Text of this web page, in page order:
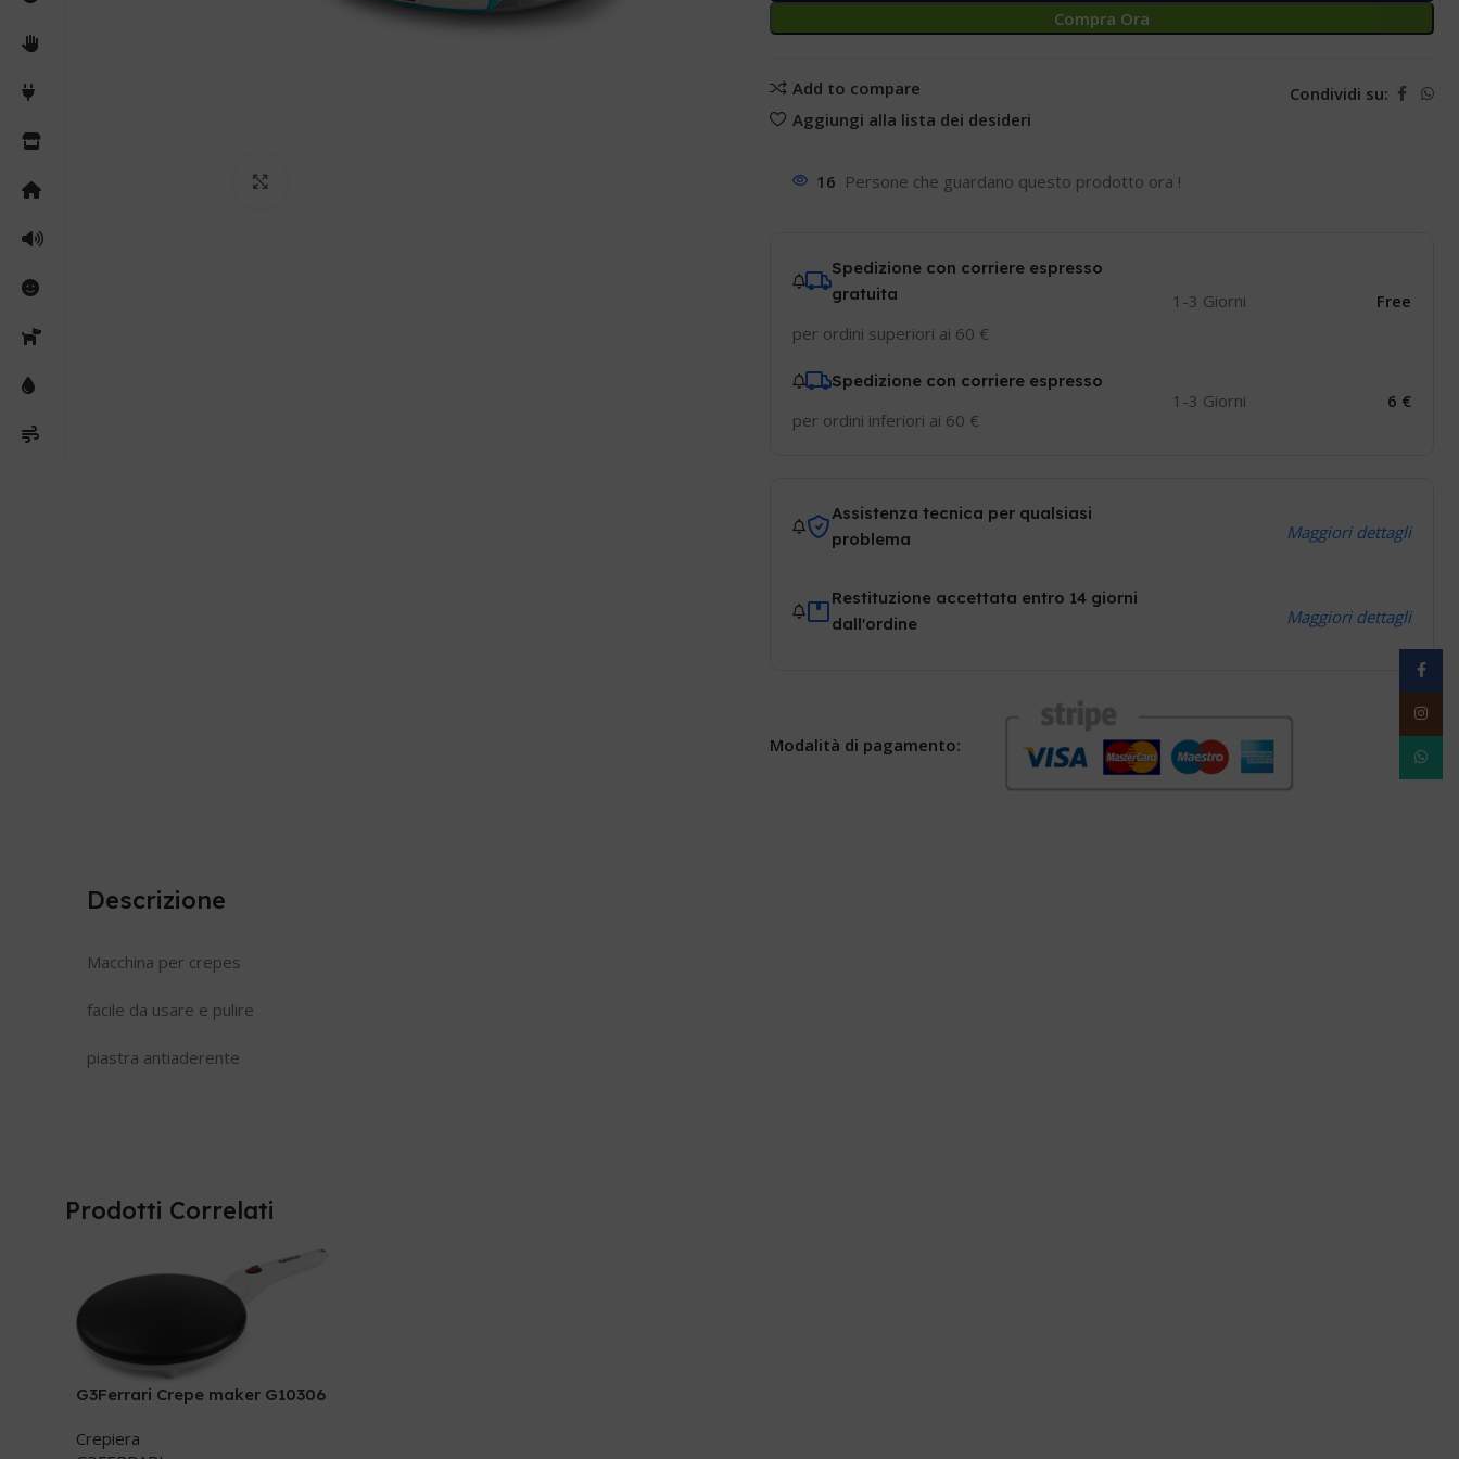
Compra Ora
Add to compare
Aggiungi alla lista dei desideri
Condividi su:
16 Persone che guardano questo prodotto ora !
Spedizione con corriere espresso
gratuita
per ordini superiori ai 60 €
1-3 Giorni Free
Spedizione con corriere espresso
per ordini inferiori ai 60 €
1-3 Giorni 6 €
Assistenza tecnica per qualsiasi
problema
Maggiori dettagli
Restituzione accettata entro 14 giorni
dall'ordine
Maggiori dettagli
Modalità di pagamento:
Descrizione
Macchina per crepes
facile da usare e pulire
piastra antiaderente
Prodotti Correlati
G3Ferrari Crepe maker G10306
Crepiera